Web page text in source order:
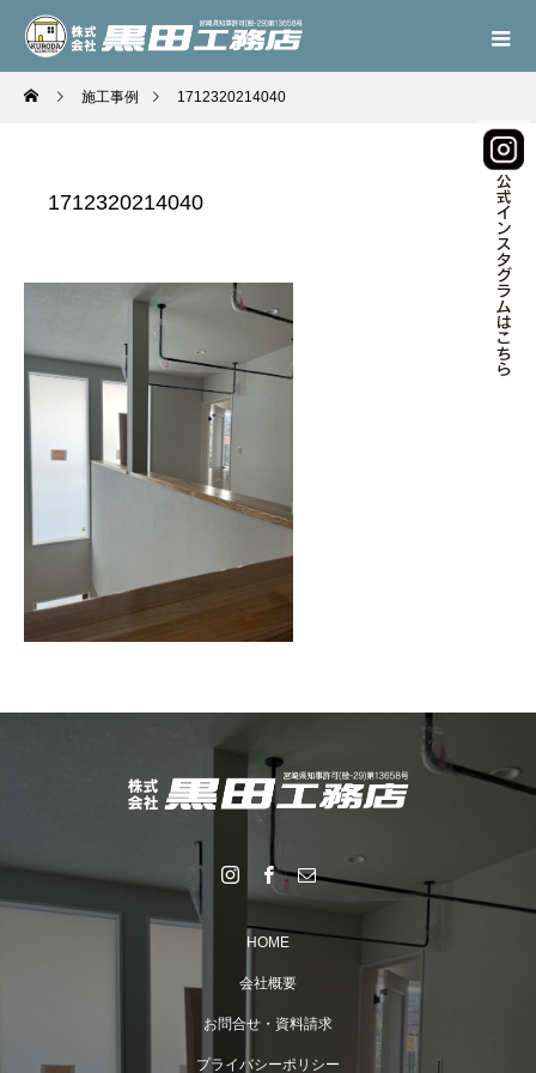
施工事例 1712320214040
1712320214040
HOME
会社概要
お問合せ・資料請求
プライバシーポリシー